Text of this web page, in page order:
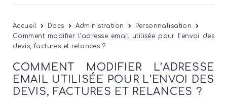
Accueil Docs Administration
Personnalisation
Comment modifier l’adresse email utilisée pour l’envoi des
devis, factures et relances ?
COMMENT MODIFIER L’ADRESSE
EMAIL UTILISÉE POUR L’ENVOI DES
DEVIS, FACTURES ET RELANCES ?